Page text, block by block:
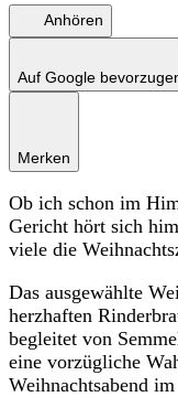
Anhören
Auf Google
Merken
Ob ich schon im
Gericht hört sich
viele die
Das ausgewählte
herzhaften
begleitet von
eine vorzügliche
Weihnachtsabend